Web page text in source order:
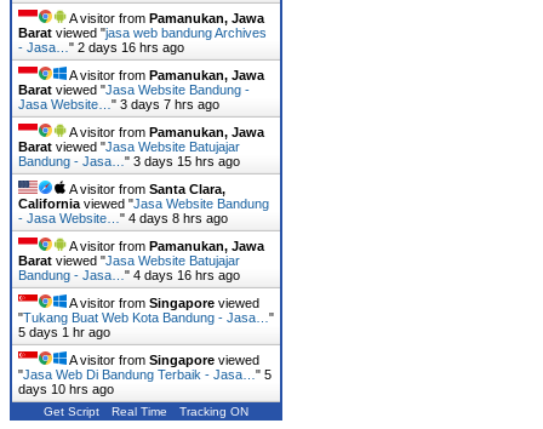
A visitor from Pamanukan, Jawa
Barat viewed "jasa web bandung Archives
- Jasa… " 2 days 16 hrs ago
A visitor from Pamanukan, Jawa
Barat viewed "Jasa Website Bandung -
Jasa Website… " 3 days 7 hrs ago
A visitor from Pamanukan, Jawa
Barat viewed "Jasa Website Batujajar
Bandung - Jasa… " 3 days 15 hrs ago
A visitor from Santa Clara,
California viewed "Jasa Website Bandung
- Jasa Website… " 4 days 8 hrs ago
A visitor from Pamanukan, Jawa
Barat viewed "Jasa Website Batujajar
Bandung - Jasa… " 4 days 16 hrs ago
A visitor from Singapore viewed
"Tukang Buat Web Kota Bandung - Jasa… "
5 days 1 hr ago
A visitor from Singapore viewed
"Jasa Web Di Bandung Terbaik - Jasa… " 5
days 10 hrs ago
Get Script Real Time Tracking ON